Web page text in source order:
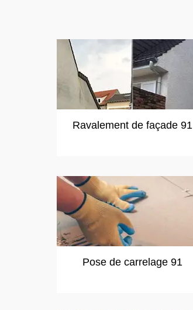
Ravalement de façade 91
Pose de carrelage 91